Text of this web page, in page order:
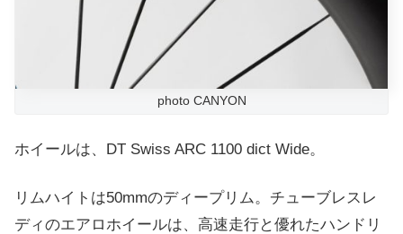
photo CANYON
ホイールは、DT Swiss ARC 1100 dict Wide。
リムハイトは50mmのディープリム。チューブレスレ
ディのエアロホイールは、高速走行と優れたハンドリ